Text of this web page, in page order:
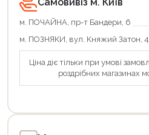
м. ПОЧАЙНА, пр-т Бандери, 6
м. ПОЗНЯКИ, вул. Княжий Затон, 4
Ціна діє тільки при умові
роздрібних магазинах